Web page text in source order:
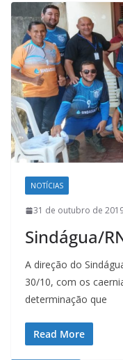
NOTÍCIAS
31 de outubro de
Sindágua/
A direção do
30/10, com os
determinação que
Read More